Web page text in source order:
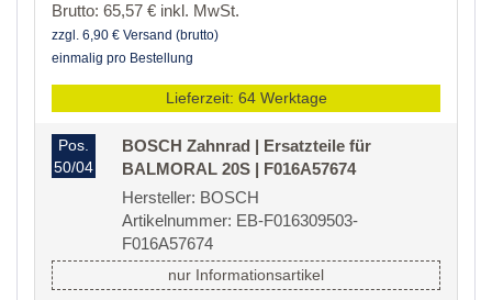
Brutto: 65,57 € inkl. MwSt.
zzgl. 6,90 € Versand (brutto)
einmalig pro Bestellung
Lieferzeit: 64 Werktage
Pos.
50/04
BOSCH Zahnrad | Ersatzteile für
BALMORAL 20S | F016A57674
Hersteller: BOSCH
Artikelnummer: EB-F016309503-
F016A57674
nur Informationsartikel